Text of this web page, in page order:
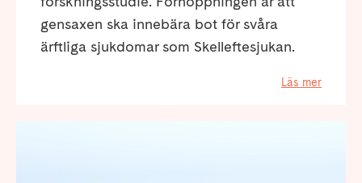
gensaxen ska innebära bot för svåra
ärftliga sjukdomar som Skelleftesjukan.
Läs mer